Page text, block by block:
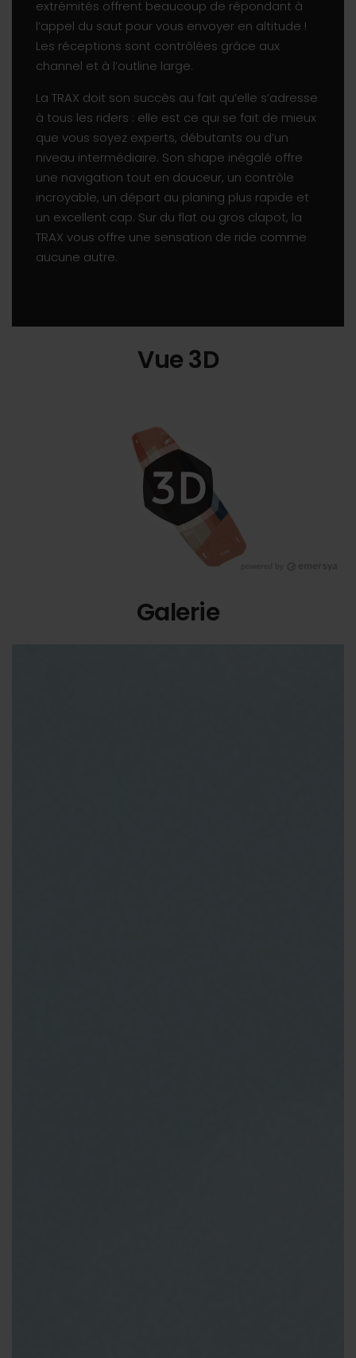
extrémités offrent beaucoup de répondant à
l’appel du saut pour vous envoyer en altitude !
Les réceptions sont contrôlées grâce aux
channel et à l’outline large.
La TRAX doit son succès au fait qu’elle s’adresse
à tous les riders : elle est ce qui se fait de mieux
que vous soyez experts, débutants ou d’un
niveau intermédiaire. Son shape inégalé offre
une navigation tout en douceur, un contrôle
incroyable, un départ au planing plus rapide et
un excellent cap. Sur du flat ou gros clapot, la
TRAX vous offre une sensation de ride comme
aucune autre.
Vue 3D
Galerie